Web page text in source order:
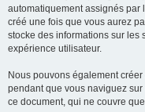
automatiquement assignés par
créé une fois que vous aurez
stocke des informations sur les
expérience utilisateur.
Nous pouvons également
pendant que vous naviguez
ce document, qui ne couvre